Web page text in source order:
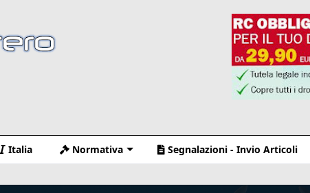
Italia Normativa Segnalazioni - Invio Articoli